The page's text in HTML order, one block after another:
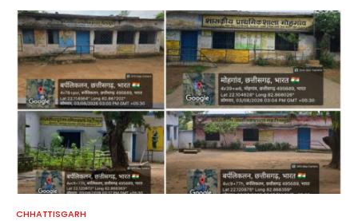
CHHATTISGARH